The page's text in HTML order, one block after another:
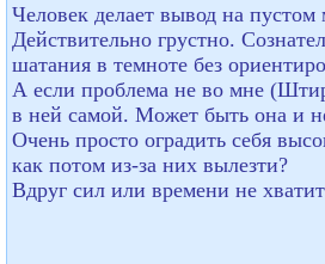
Человек делает вывод на пустом
Действительно грустно.
шатания в темноте без
А если проблема не во мне
в ней самой. Может быть она и
Очень просто оградить себя
как потом из-за них вылезти?
Вдруг сил или времени не